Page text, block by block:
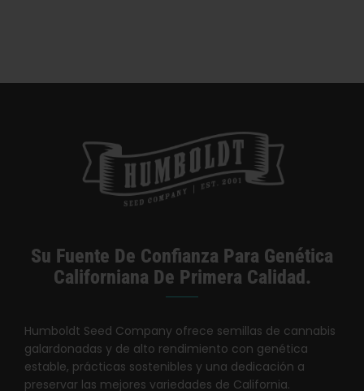
Su Fuente De Confianza Para Genética
Californiana De Primera Calidad.
Humboldt Seed Company ofrece semillas de cannabis
galardonadas y de alto rendimiento con genética
estable, prácticas sostenibles y una dedicación a
preservar las mejores variedades de California.